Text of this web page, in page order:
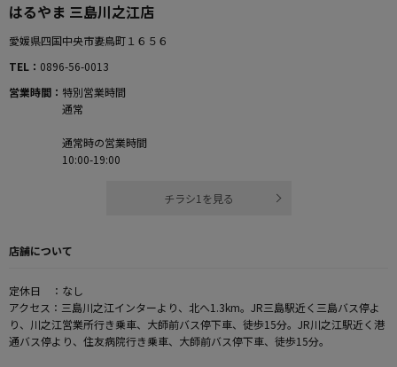
はるやま 三島川之江店
愛媛県四国中央市妻鳥町１６５６
TEL
0896-56-0013
営業時間
特別営業時間
通常
通常時の営業時間
10:00-19:00
チラシ1を見る
店舗について
定休日 ：なし
アクセス：三島川之江インターより、北へ1.3km。JR三島駅近く三島バス停よ
り、川之江営業所行き乗車、大師前バス停下車、徒歩15分。JR川之江駅近く港
通バス停より、住友病院行き乗車、大師前バス停下車、徒歩15分。